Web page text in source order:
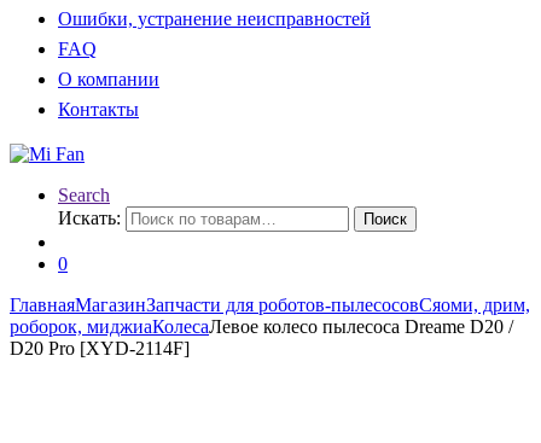
Ошибки, устранение неисправностей
FAQ
О компании
Контакты
Search
Искать:
Поиск
0
ГлавнаяМагазинЗапчасти для роботов-пылесосовСяоми, дрим,
роборок, миджиаКолесаЛевое колесо пылесоса Dreame D20 /
D20 Pro [XYD-2114F]